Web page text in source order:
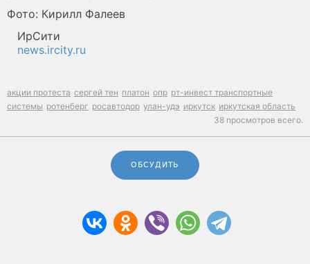
Фото: Кирилл Фалеев
ИрСити
news.ircity.ru
акции протеста сергей тен платон опр рт-инвест транспортные
системы ротенберг росавтодор улан-удэ иркутск иркутская область
38 просмотров всего.
ОБСУДИТЬ